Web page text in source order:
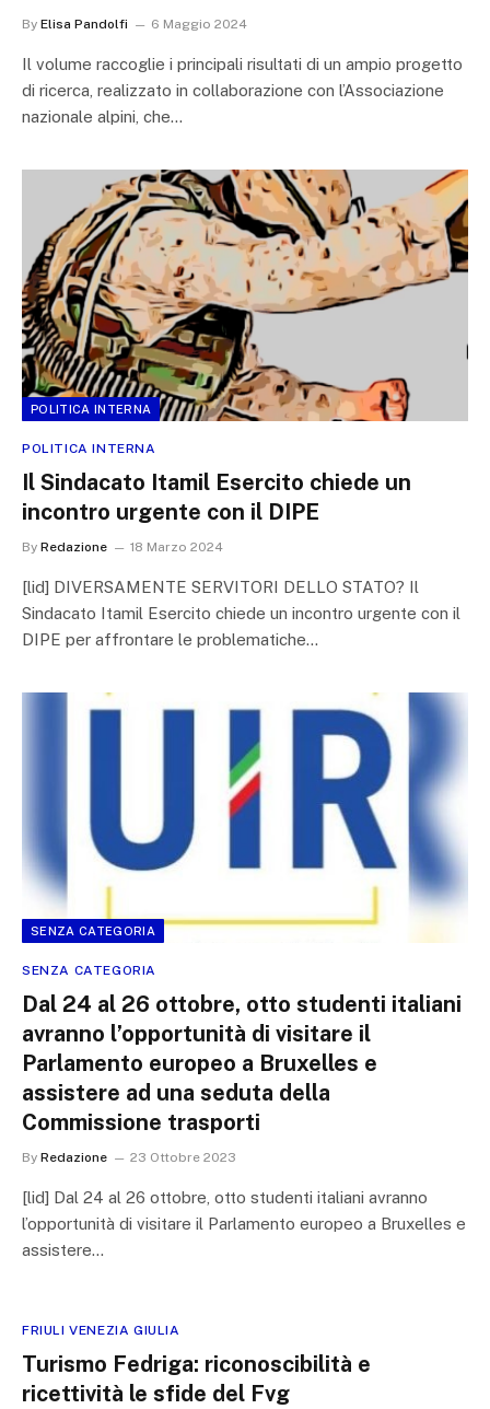
By Elisa Pandolfi 6 Maggio 2024
Il volume raccoglie i principali risultati di un ampio progetto
di ricerca, realizzato in collaborazione con l’Associazione
nazionale alpini, che…
POLITICA INTERNA
POLITICA INTERNA
Il Sindacato Itamil Esercito chiede un
incontro urgente con il DIPE
By Redazione 18 Marzo 2024
[lid] DIVERSAMENTE SERVITORI DELLO STATO? Il
Sindacato Itamil Esercito chiede un incontro urgente con il
DIPE per affrontare le problematiche…
SENZA CATEGORIA
SENZA CATEGORIA
Dal 24 al 26 ottobre, otto studenti italiani
avranno l’opportunità di visitare il
Parlamento europeo a Bruxelles e
assistere ad una seduta della
Commissione trasporti
By Redazione 23 Ottobre 2023
[lid] Dal 24 al 26 ottobre, otto studenti italiani avranno
l’opportunità di visitare il Parlamento europeo a Bruxelles e
assistere…
FRIULI VENEZIA GIULIA
Turismo Fedriga: riconoscibilità e
ricettività le sfide del Fvg